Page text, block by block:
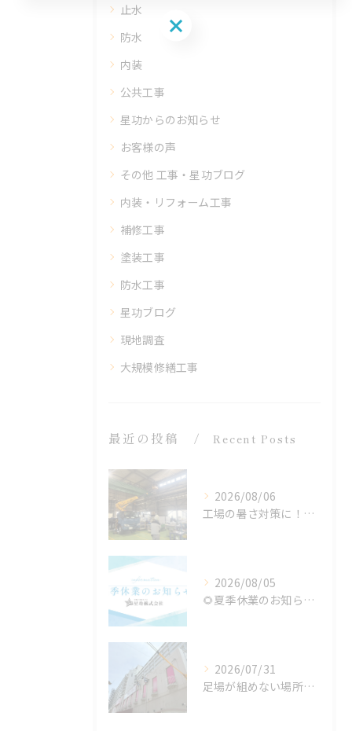
止水
防水
内装
公共工事
星功からのお知らせ
お客様の声
その他 工事・星功ブログ
内装・リフォーム工事
補修工事
塗装工事
防水工事
星功ブログ
現地調査
大規模修繕工事
最近の投稿 Recent Posts
2026/08/06
工場の暑さ対策に！遮熱塗料「アドクールAQUA」施工前の温度測定を設置
2026/08/05
🌻夏季休業のお知らせ🌻
2026/07/31
足場が組めない場所でも施工可能！ロープアクセス工法の特徴と対応できる工事
お問い合わせはこちら